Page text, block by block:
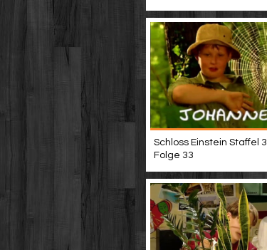
Schloss Einstein Staffel 3
Folge 33